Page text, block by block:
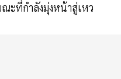
ะที่กำลังมุ่งหน้าสู่เหว